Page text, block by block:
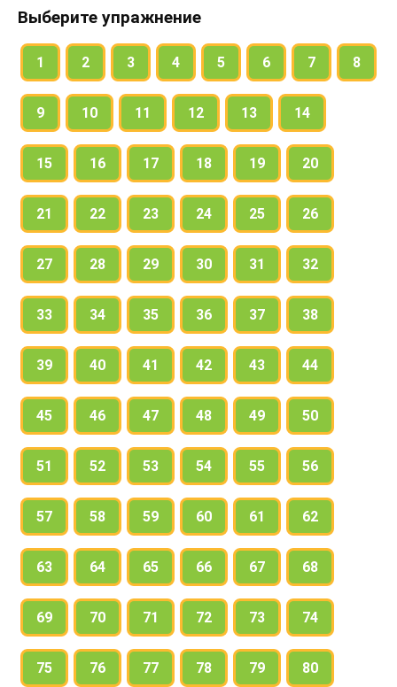
Выберите упражнение
1 2 3 4 5 6 7 8
9 10 11 12 13 14
15 16 17 18 19 20
21 22 23 24 25 26
27 28 29 30 31 32
33 34 35 36 37 38
39 40 41 42 43 44
45 46 47 48 49 50
51 52 53 54 55 56
57 58 59 60 61 62
63 64 65 66 67 68
69 70 71 72 73 74
75 76 77 78 79 80